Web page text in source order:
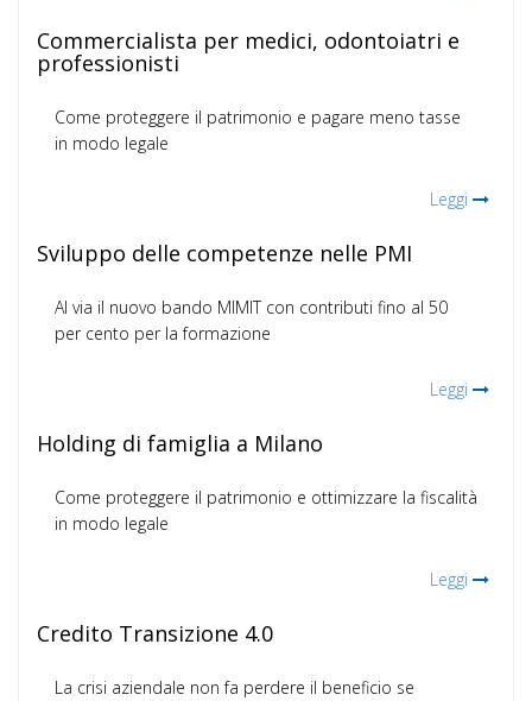
Commercialista per medici, odontoiatri e
professionisti
Come proteggere il patrimonio e pagare meno tasse
in modo legale
Leggi
Sviluppo delle competenze nelle PMI
Al via il nuovo bando MIMIT con contributi fino al 50
per cento per la formazione
Leggi
Holding di famiglia a Milano
Come proteggere il patrimonio e ottimizzare la fiscalità
in modo legale
Leggi
Credito Transizione 4.0
La crisi aziendale non fa perdere il beneficio se